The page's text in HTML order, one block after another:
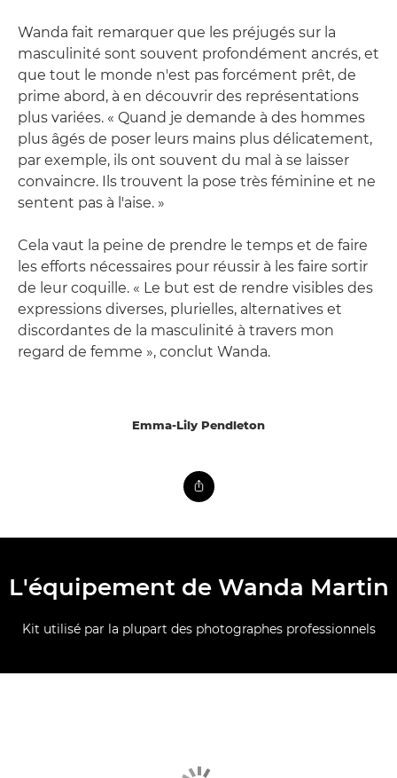
Wanda fait remarquer que les préjugés sur la
masculinité sont souvent profondément ancrés, et
que tout le monde n'est pas forcément prêt, de
prime abord, à en découvrir des représentations
plus variées. « Quand je demande à des hommes
plus âgés de poser leurs mains plus délicatement,
par exemple, ils ont souvent du mal à se laisser
convaincre. Ils trouvent la pose très féminine et ne
sentent pas à l'aise. »
Cela vaut la peine de prendre le temps et de faire
les efforts nécessaires pour réussir à les faire sortir
de leur coquille. « Le but est de rendre visibles des
expressions diverses, plurielles, alternatives et
discordantes de la masculinité à travers mon
regard de femme », conclut Wanda.
Emma-Lily Pendleton
L'équipement de Wanda Martin
Kit utilisé par la plupart des photographes professionnels